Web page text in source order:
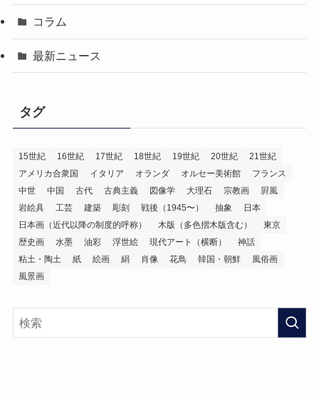
コラム
最新ニュース
タグ
15世紀 16世紀 17世紀 18世紀 19世紀 20世紀
21世紀
アメリカ合衆国
イタリア オランダ オルセー美術館
フランス
中世
中国 古代 古典主義 図像学 大理石 宗教画
屛風
岩絵具
工芸 建築 彫刻 戦後（1945〜） 抽象
日本
日本画（近代以降の制度的呼称）
木版（多色摺木版含む）
東京
歴史画
水墨 油彩 浮世絵 現代アート（横断）
神話
粘土・陶土
紙 絵画 絹 肖像 花鳥 韓国・朝鮮
風俗画
風景画